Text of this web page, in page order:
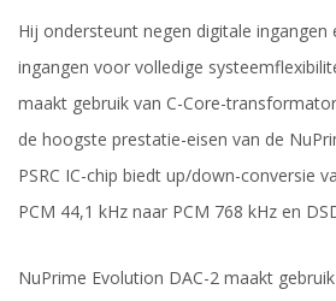
Hij ondersteunt negen digitale ingangen
ingangen voor volledige
maakt gebruik van C-Core-
de hoogste prestatie-eisen van de
PSRC IC-chip biedt up/down-conversie
PCM 44,1 kHz naar PCM 768 kHz en
NuPrime Evolution DAC-2 maakt gebruik